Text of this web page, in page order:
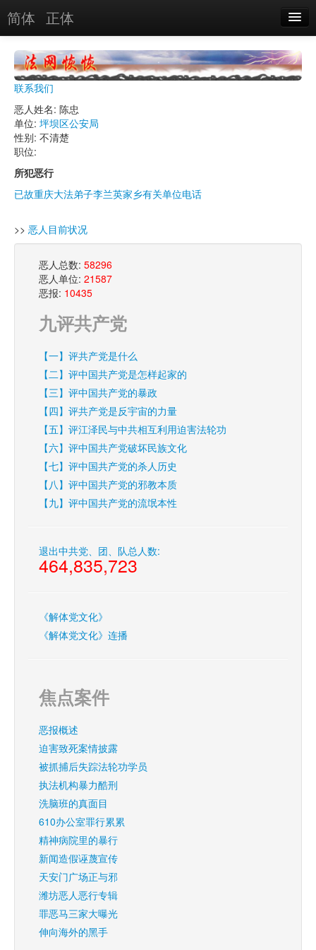
简体 正体
恶报实例
恶人图片
恶人单位
单位图片
搜索
关于
联系我们
恶人姓名: 陈忠
单位: 坪坝区公安局
性别: 不清楚
职位:
所犯恶行
已故重庆大法弟子李兰英家乡有关单位电话
>> 恶人目前状况
恶人总数: 58296
恶人单位: 21587
恶报: 10435
九评共产党
【一】评共产党是什么
【二】评中国共产党是怎样起家的
【三】评中国共产党的暴政
【四】评共产党是反宇宙的力量
【五】评江泽民与中共相互利用迫害法轮功
【六】评中国共产党破坏民族文化
【七】评中国共产党的杀人历史
【八】评中国共产党的邪教本质
【九】评中国共产党的流氓本性
退出中共党、团、队总人数:
464,835,723
《解体党文化》
《解体党文化》连播
焦点案件
恶报概述
迫害致死案情披露
被抓捕后失踪法轮功学员
执法机构暴力酷刑
洗脑班的真面目
610办公室罪行累累
精神病院里的暴行
新闻造假诬蔑宣传
天安门广场正与邪
潍坊恶人恶行专辑
罪恶马三家大曝光
伸向海外的黑手